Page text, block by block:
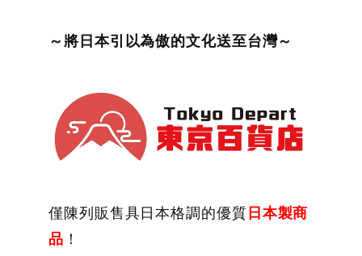
～將日本引以為傲的文化送至台灣～
僅陳列販售具日本格調的優質 日本製商
品 ！